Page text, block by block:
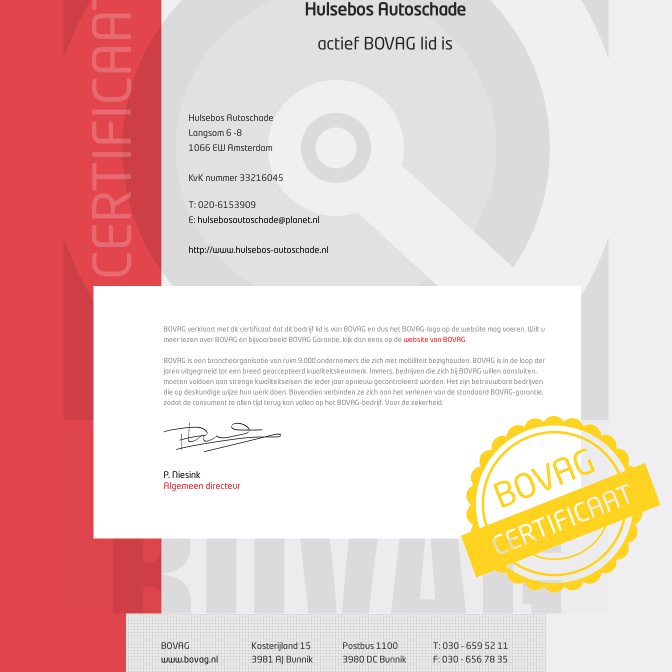
CERTIFICAAT
Hulsebos Autoschade
actief BOVAG lid is
Hulsebos Autoschade
Langsom 6 -8
1066 EW Amsterdam
KvK nummer 33216045
T: 020-6153909
E: hulsebosautoschade@planet.nl
http://www.hulsebos-autoschade.nl
BOVAG verklaart met dit certificaat dat dit bedrijf lid is van BOVAG en dus het BOVAG-logo op de website mag voeren. Wilt u
meer lezen over BOVAG en bijvoorbeeld BOVAG Garantie, kijk dan eens op de website van BOVAG.
BOVAG is een brancheorganisatie van ruim 9.000 ondernemers die zich met mobiliteit bezighouden. BOVAG is in de loop der
jaren uitgegroeid tot een breed geaccepteerd kwaliteitskeurmerk. Immers, bedrijven die zich bij BOVAG willen aansluiten,
moeten voldoen aan strenge kwaliteitseisen die ieder jaar opnieuw gecontroleerd worden. Het zijn betrouwbare bedrijven
die op deskundige wijze hun werk doen. Bovendien verbinden ze zich aan het verlenen van de standaard BOVAG-garantie,
zodat de consument te allen tijd terug kan vallen op het BOVAG-bedrijf. Voor de zekerheid.
P. Niesink
Algemeen directeur
BOVAG
www.bovag.nl
Kosterijland 15
3981 AJ Bunnik
Postbus 1100
3980 DC Bunnik
T: 030 - 659 52 11
F: 030 - 656 78 35